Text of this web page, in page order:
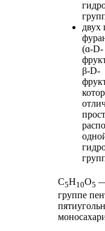
двух
(ɑ-D-
β-D-
С5Н10O5
группе